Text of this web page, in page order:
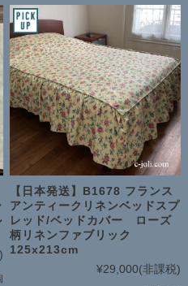
【日本発送】B1678 フランス
アンティークリネンベッドスプ
レッド/ベッドカバー ローズ
柄リネンファブリック
125x213cm
¥29,000(非課税)